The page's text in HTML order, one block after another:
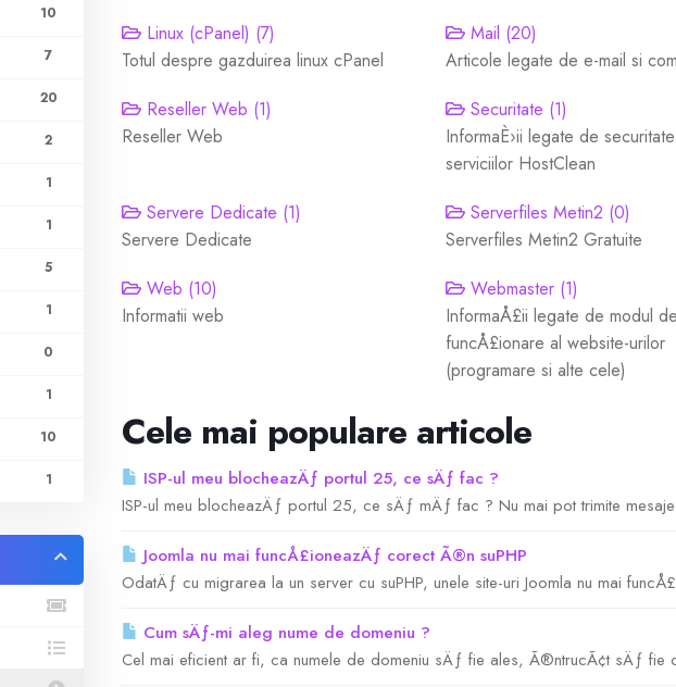
10
7
20
2
1
1
5
1
0
1
10
1
Linux (cPanel) (7)
Totul despre gazduirea linux cPanel
Mail (20)
Articole legate de e-mail si
Reseller Web (1)
Reseller Web
Securitate (1)
InformaÈ›ii legate de
serviciilor HostClean
Servere Dedicate (1)
Servere Dedicate
Serverfiles Metin2 (0)
Serverfiles Metin2 Gratuite
Web (10)
Informatii web
Webmaster (1)
InformaÅ£ii legate de modul de
funcÅ£ionare al website-urilor
(programare si alte cele)
Cele mai populare articole
ISP-ul meu blocheazÄƒ portul 25, ce sÄƒ fac ?
ISP-ul meu blocheazÄƒ portul 25, ce sÄƒ mÄƒ fac ? Nu mai pot trimite
Joomla nu mai funcÅ£ioneazÄƒ corect Ã®n suPHP
OdatÄƒ cu migrarea la un server cu suPHP, unele site-uri Joomla nu mai
Cum sÄƒ-mi aleg nume de domeniu ?
Cel mai eficient ar fi, ca numele de domeniu sÄƒ fie ales, Ã®ntrucÃ¢t sÄƒ fie